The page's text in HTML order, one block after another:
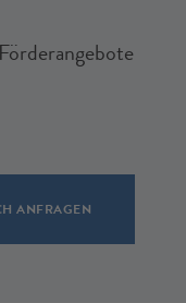
ANFRAGEN